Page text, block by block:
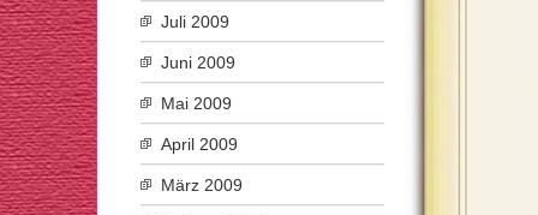
Juli 2009
Juni 2009
Mai 2009
April 2009
März 2009